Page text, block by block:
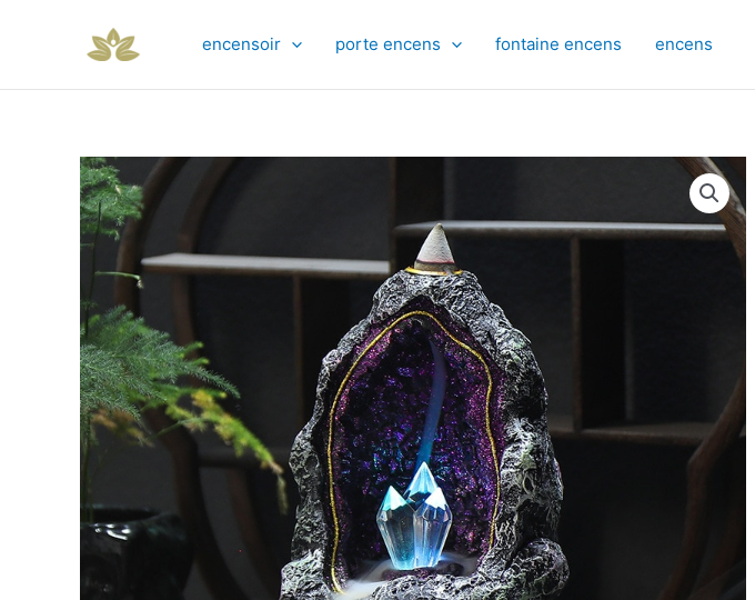
encensoir porte encens fontaine encens encens